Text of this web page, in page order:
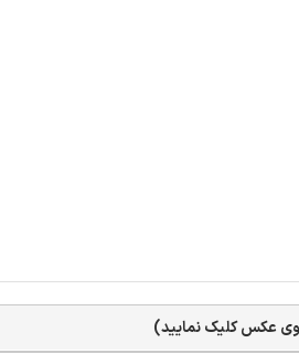
عکس کلیک نمایید)